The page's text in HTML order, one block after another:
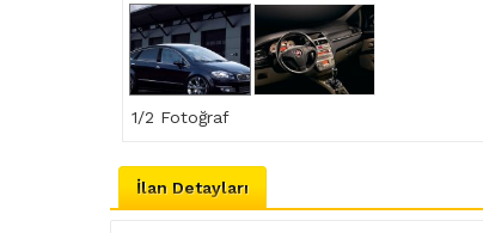
1/2 Fotoğraf
İlan Detayları